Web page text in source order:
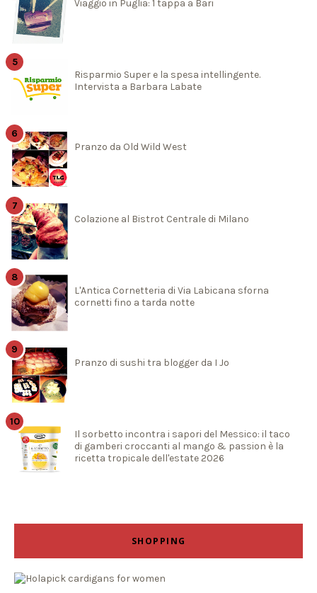
Viaggio in Puglia: 1 tappa a Bari
Risparmio Super e la spesa intellingente.
Intervista a Barbara Labate
Pranzo da Old Wild West
Colazione al Bistrot Centrale di Milano
L'Antica Cornetteria di Via Labicana sforna
cornetti fino a tarda notte
Pranzo di sushi tra blogger da I Jo
Il sorbetto incontra i sapori del Messico: il taco
di gamberi croccanti al mango & passion è la
ricetta tropicale dell'estate 2026
SHOPPING